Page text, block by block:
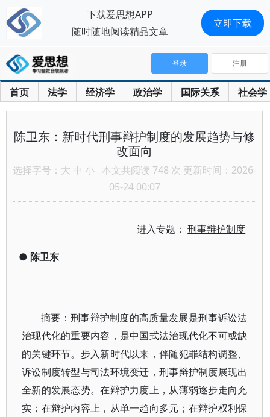
首页 法学 经济学 政治学 国际关系 社会学
登录 注册
陈卫东：新时代刑事辩护制度的发展趋势与修
改面向
选择字号： 大 中 小 本文共阅读 748 次 更新时间：2026-
05-24 00:07
进入专题：刑事辩护制度
● 陈卫东
摘要：刑事辩护制度的高质量发展是刑事诉讼法
治现代化的重要内容，是中国式法治现代化不可或缺
的关键环节。步入新时代以来，伴随犯罪结构调整、
诉讼制度转型与司法环境变迁，刑事辩护制度展现出
全新的发展态势。在辩护力度上，从薄弱逐步走向充
实；在辩护内容上，从单一趋向多元；在辩护权利保
下载爱思想APP
随时随地阅读精品文章
立即下载